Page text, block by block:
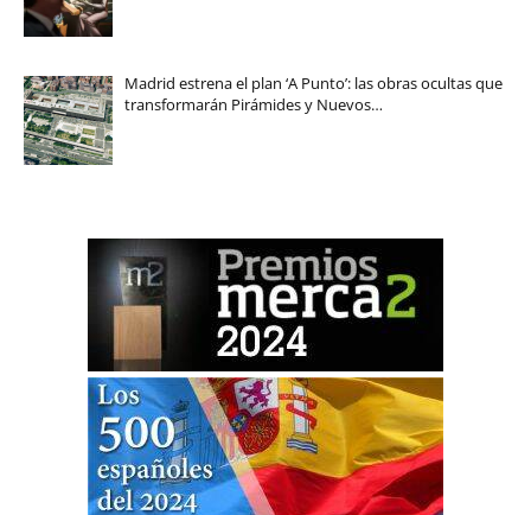
Madrid estrena el plan ‘A Punto’: las obras ocultas que
transformarán Pirámides y Nuevos…